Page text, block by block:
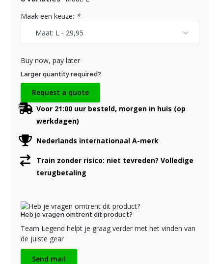
Maak een keuze: *
Buy now, pay later
Larger quantity required?
Request a quote
Voor 21:00 uur besteld, morgen in huis (op
werkdagen)
Nederlands internationaal A-merk
Train zonder risico: niet tevreden? Volledige
terugbetaling
Heb je vragen omtrent dit product?
Team Legend helpt je graag verder met het vinden van
de juiste gear
Send mail